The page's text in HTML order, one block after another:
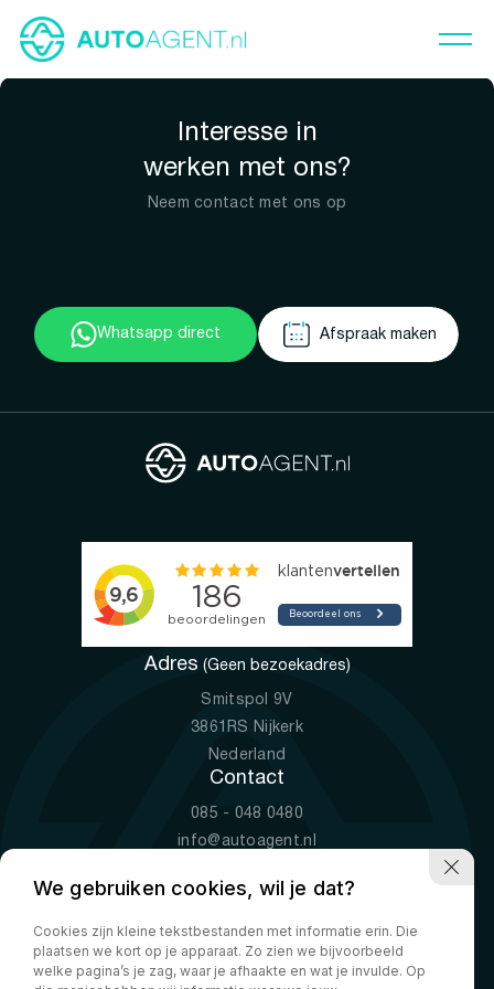
Interesse in
werken met ons?
Neem contact met ons op
Whatsapp direct Afspraak maken
Adres (Geen bezoekadres)
Smitspol 9V
3861RS Nijkerk
Nederland
Contact
085 - 048 0480
info@autoagent.nl
Openingstijden
Ma-Vr
09:00 - 19:00
Za
10:00 - 17:00
We gebruiken cookies, wil je dat?
Cookies zijn kleine tekstbestanden met informatie erin. Die
plaatsen we kort op je apparaat. Zo zien we bijvoorbeeld
welke pagina’s je zag, waar je afhaakte en wat je invulde. Op